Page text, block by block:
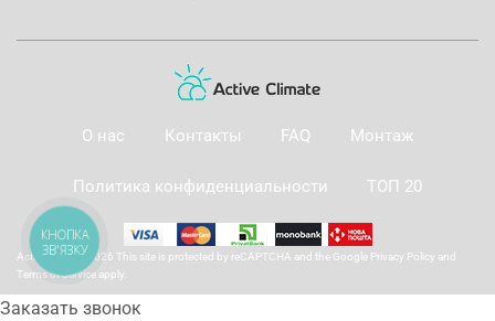
О нас Контакты FAQ Монтаж
Политика конфиденциальности ТОП 20
Active Climate 2026 This site is protected by reCAPTCHA and the Google Privacy Policy and
Terms of Service apply.
Заказать звонок
КНОПКА
ЗВ'ЯЗКУ